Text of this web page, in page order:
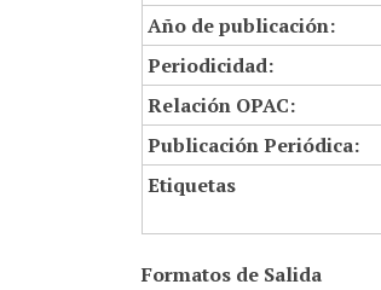
Año de publicación:
Periodicidad:
Relación OPAC:
Publicación Periódica:
Etiquetas
Formatos de Salida